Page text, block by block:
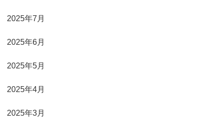
2025年7月
2025年6月
2025年5月
2025年4月
2025年3月